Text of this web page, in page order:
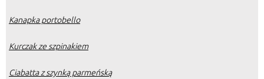
Kanapka portobello
Kurczak ze szpinakiem
Ciabatta z szynką parmeńską